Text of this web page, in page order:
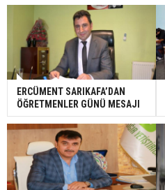
ERCÜMENT SARIKAFA’DAN
ÖĞRETMENLER GÜNÜ MESAJI